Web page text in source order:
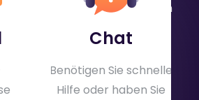
und wir helfen Ihnen
Chat
Benötigen Sie schnelle
Hilfe oder haben Sie